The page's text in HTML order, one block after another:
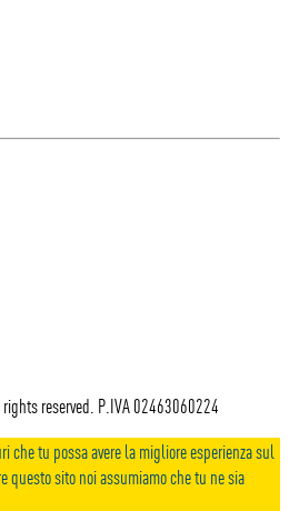
reserved. P.IVA 02463060224
che tu possa avere la migliore esperienza sul
questo sito noi assumiamo che tu ne sia